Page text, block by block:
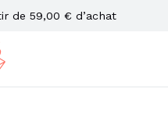
de 59,00 € d’achat